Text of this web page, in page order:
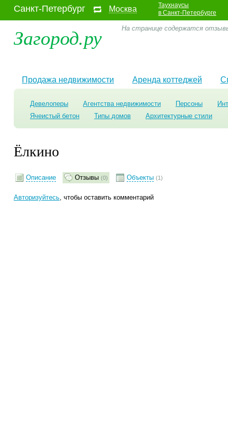
Санкт-Петербург Москва
Таухнаусы
в Санкт-Петербурге
Загород.ру На странице содержатся
Продажа недвижимости Аренда коттеджей
Девелоперы Агентства недвижимости Персоны
Ячеистый бетон
Типы домов Архитектурные стили
Ёлкино
Описание Отзывы (0) Объекты (1)
Авторизуйтесь, чтобы оставить комментарий